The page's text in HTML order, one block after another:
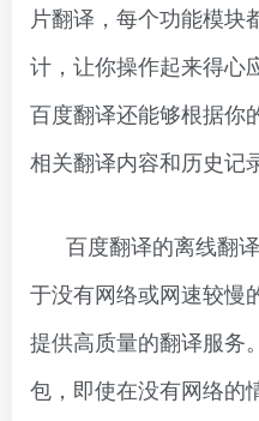
片翻译，每个功能模块
计，让你操作起来得心
百度翻译还能够根据你
相关翻译内容和历史记
百度翻译的离线翻
于没有网络或网速较慢
提供高质量的翻译服务
包，即使在没有网络的